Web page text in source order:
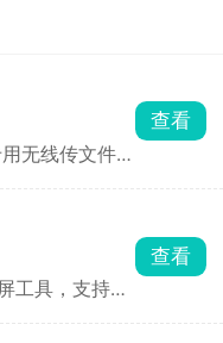
无线传文件工
软件体积只有
电视装软
。
查看
工具，支持高
查看